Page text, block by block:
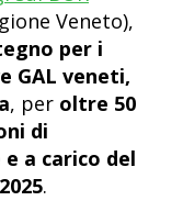
Veneto),
per i
GAL veneti,
, per oltre 50
di
a carico del
.